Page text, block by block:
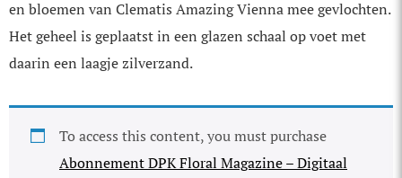
en bloemen van Clematis Amazing Vienna mee gevlochten.
Het geheel is geplaatst in een glazen schaal op voet met
daarin een laagje zilverzand.
To access this content, you must purchase
Abonnement DPK Floral Magazine – Digitaal